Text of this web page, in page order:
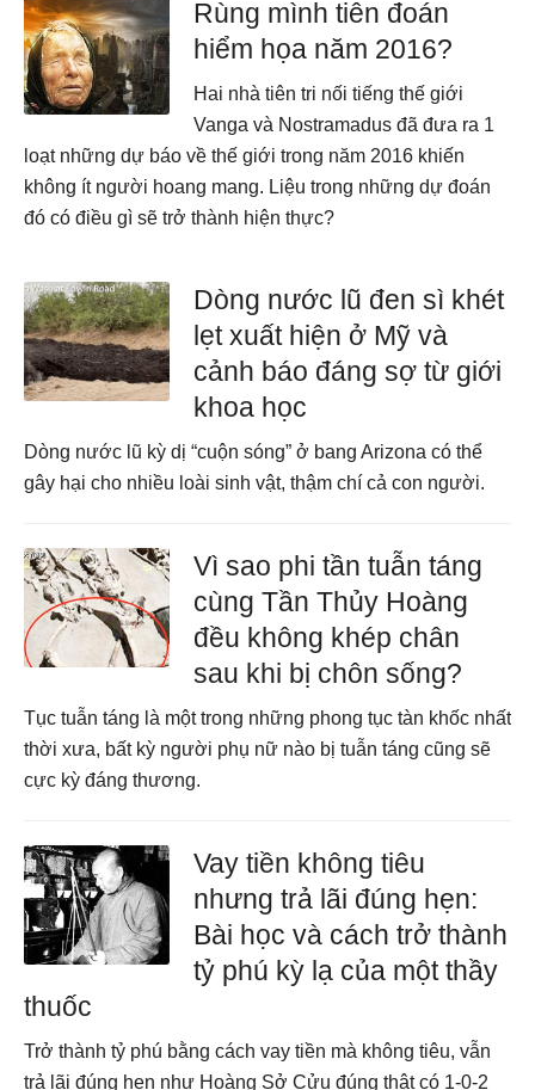
Rùng mình tiên đoán
hiểm họa năm 2016?
Hai nhà tiên tri nối tiếng thế giới
Vanga và Nostramadus đã đưa ra 1
loạt những dự báo về thế giới trong năm 2016 khiến
không ít người hoang mang. Liệu trong những dự đoán
đó có điều gì sẽ trở thành hiện thực?
Dòng nước lũ đen sì khét
lẹt xuất hiện ở Mỹ và
cảnh báo đáng sợ từ giới
khoa học
Dòng nước lũ kỳ dị “cuộn sóng” ở bang Arizona có thể
gây hại cho nhiều loài sinh vật, thậm chí cả con người.
Vì sao phi tần tuẫn táng
cùng Tần Thủy Hoàng
đều không khép chân
sau khi bị chôn sống?
Tục tuẫn táng là một trong những phong tục tàn khốc nhất
thời xưa, bất kỳ người phụ nữ nào bị tuẫn táng cũng sẽ
cực kỳ đáng thương.
Vay tiền không tiêu
nhưng trả lãi đúng hẹn:
Bài học và cách trở thành
tỷ phú kỳ lạ của một thầy
thuốc
Trở thành tỷ phú bằng cách vay tiền mà không tiêu, vẫn
trả lãi đúng hẹn như Hoàng Sở Cửu đúng thật có 1-0-2